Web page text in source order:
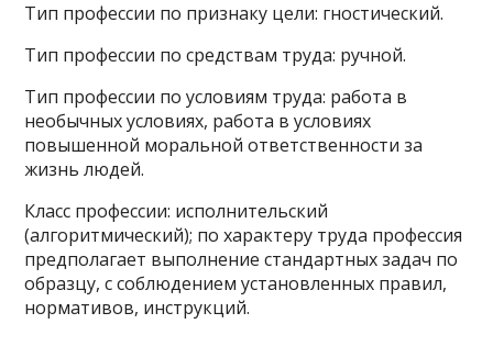
Тип профессии по признаку цели: гностический.
Тип профессии по средствам труда: ручной.
Тип профессии по условиям труда: работа в
необычных условиях, работа в условиях
повышенной моральной ответственности за
жизнь людей.
Класс профессии: исполнительский
(алгоритмический); по характеру труда профессия
предполагает выполнение стандартных задач по
образцу, с соблюдением установленных правил,
нормативов, инструкций.